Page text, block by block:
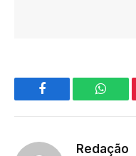
Facebook
Redação